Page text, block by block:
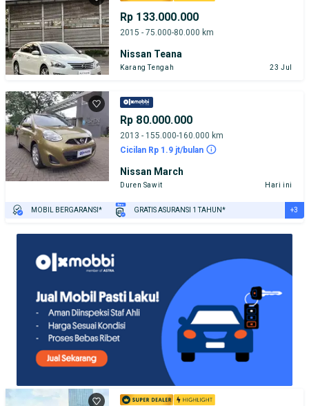
Rp 133.000.000
2015 - 75.000-80.000 km
Nissan Teana
Karang Tengah 23 Jul
Rp 80.000.000
2013 - 155.000-160.000 km
Cicilan Rp 1.9 jt/bulan
Nissan March
Duren Sawit Hari ini
MOBIL BERGARANSI* GRATIS ASURANSI 1 TAHUN* +3